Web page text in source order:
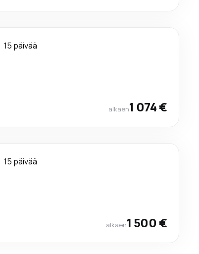
15 päivää
alkaen1 074 €
15 päivää
alkaen1 500 €